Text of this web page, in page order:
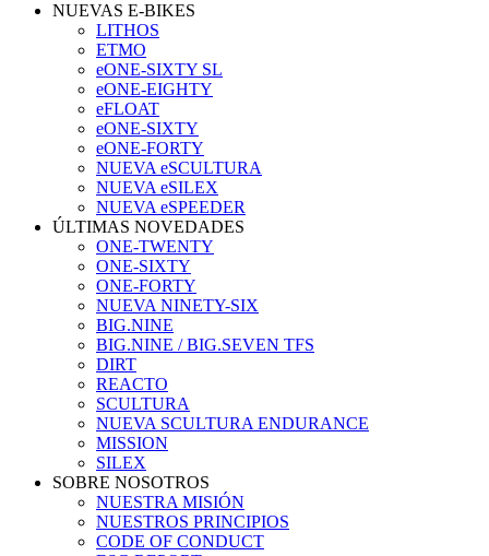
NUEVAS E-BIKES
LITHOS
ETMO
eONE-SIXTY SL
eONE-EIGHTY
eFLOAT
eONE-SIXTY
eONE-FORTY
NUEVA eSCULTURA
NUEVA eSILEX
NUEVA eSPEEDER
ÚLTIMAS NOVEDADES
ONE-TWENTY
ONE-SIXTY
ONE-FORTY
NUEVA NINETY-SIX
BIG.NINE
BIG.NINE / BIG.SEVEN TFS
DIRT
REACTO
SCULTURA
NUEVA SCULTURA ENDURANCE
MISSION
SILEX
SOBRE NOSOTROS
NUESTRA MISIÓN
NUESTROS PRINCIPIOS
CODE OF CONDUCT